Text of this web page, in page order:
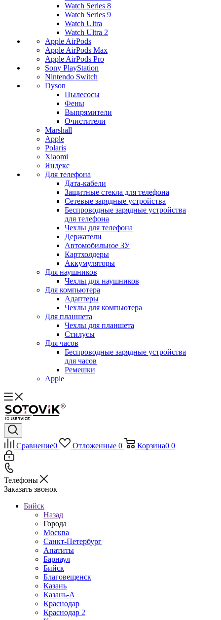
Watch Series 8
Watch Series 9
Watch Ultra
Watch Ultra 2
Apple AirPods
Apple AirPods Max
Apple AirPods Pro
Sony PlayStation
Nintendo Switch
Dyson
Пылесосы
Фены
Выпрямители
Очистители
Marshall
Apple
Polaris
Xiaomi
Яндекс
Для телефона
Дата-кабели
Защитные стекла для телефона
Сетевые зарядные устройства
Беспроводные зарядные устройства
для телефона
Чехлы для телефона
Держатели
Автомобильное ЗУ
Картхолдеры
Аккумуляторы
Для наушников
Чехлы для наушников
Для компьютера
Адаптеры
Чехлы для компьютера
Для планшета
Чехлы для планшета
Стилусы
Для часов
Беспроводные зарядные устройства
для часов
Ремешки
Apple
Сравнение0 Отложенные 0 Корзина0 0
Телефоны
Заказать звонок
Бийск
Назад
Города
Москва
Санкт-Петербург
Апатиты
Барнаул
Бийск
Благовещенск
Казань
Казань-А
Краснодар
Краснодар 2